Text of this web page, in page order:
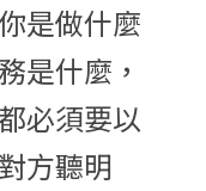
是做什麼
是什麼，
必須要以
方聽明